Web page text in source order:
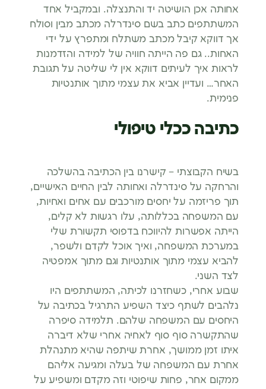
אחותה אכן הושיטה יד והתנצלה. ובמקביל אחד
המשתתפים כתב בשם סינדרלה מכתב מבין וסולח
אך דווקא קיבל מכתב משתלח ומתפרץ על ידי
האחות.. גם פה הייתה חוויה של למידה והזדמנות
לראות איך לעיתים דווקא אין לי שליטה על תגובת
האחר… ועדיין אביא את עצמי מתוך אותנטיות
פנימית.
כתיבה ככלי טיפולי
בשיח הקבוצתי – קישרנו בין הכתיבה בהשלכה
והרחקה על סינדרלה ואחותה לבין החיים האישיים,
תוך פריזמה על יחסים מורכבים עם אחים ואחיות,
עם המשפחה בכללותה, עלו רגשות לא קלים,
הייתה אפשרות להיווכח בדפוסי תקשורת שלי
במערכת המשפחה, ואיך אוכל לקדם ולשפר,
להביא עצמי מתוך אותנטיות וגם מתוך אמפטיה
לצד השני.
שבוע אחרי, כשחזרנו לכיתה, המשתתפים היו
נלהבים לשתף כיצד השפיע התרגיל בכתיבה על
היחסים עם המשפחה שלהם. תלמידה סיפרה
שהתקשרה סוף סוף לאחיה אחרי שלא דיברה
איתו זמן ממושך, אחרת שיתפה שהיא מתנהלת
אחרת עם המשפחה של בעלה ומגיעה אליהם
ממקום אחר, פחות שיפוטי וזה מקדם ומשפיע על